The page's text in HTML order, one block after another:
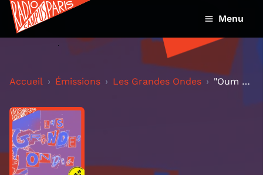
Menu
Accueil Émissions Les Grandes Ondes "Oum Kalthoum, la dernière pyramide d'Egypte" - Co...